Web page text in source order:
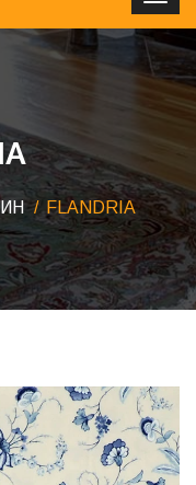
Close
FLANDRIA